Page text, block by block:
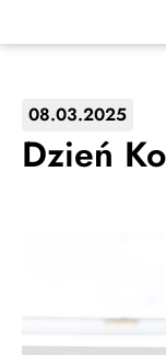
08.03.2025
Dzień